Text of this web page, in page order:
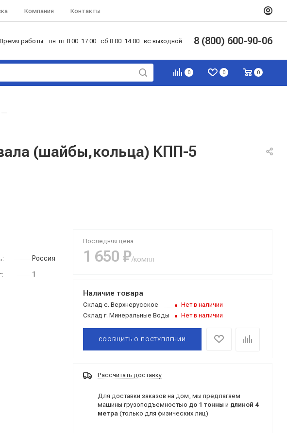
Компания Контакты
Время работы: пн-пт 8:00-17:00 сб 8:00-14:00 вс выходной 8 (800) 600-90-06
0 0 0
—
(шайбы,кольца) КПП-5
Россия
1
Последняя цена
1 650 ₽/компл
Наличие товара
Склад с. Верхнерусское
Нет в наличии
Склад г. Минеральные Воды Нет в наличии
СООБЩИТЬ О ПОСТУПЛЕНИИ
Рассчитать доставку
Для доставки заказов на дом, мы предлагаем
машины грузоподъемностью до 1 тонны и длиной 4
метра (только для физических лиц)